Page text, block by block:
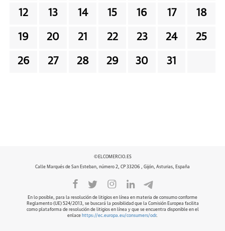
12 13 14 15 16 17 18
19 20 21 22 23 24 25
26 27 28 29 30 31
©ELCOMERCIO.ES
Calle Marqués de San Esteban, número 2, CP 33206 , Gijón, Asturias, España
En lo posible, para la resolución de litigios en línea en materia de consumo conforme
Reglamento (UE) 524/2013, se buscará la posibilidad que la Comisión Europea facilita
como plataforma de resolución de litigios en línea y que se encuentra disponible en el
enlace https://ec.europa.eu/consumers/odr.